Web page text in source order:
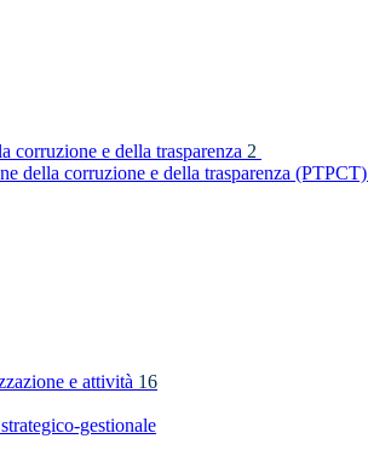
corruzione e della trasparenza 2
della corruzione e della trasparenza (PTPCT)
e attività 16
gestionale